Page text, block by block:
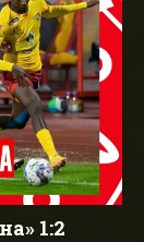
1:2